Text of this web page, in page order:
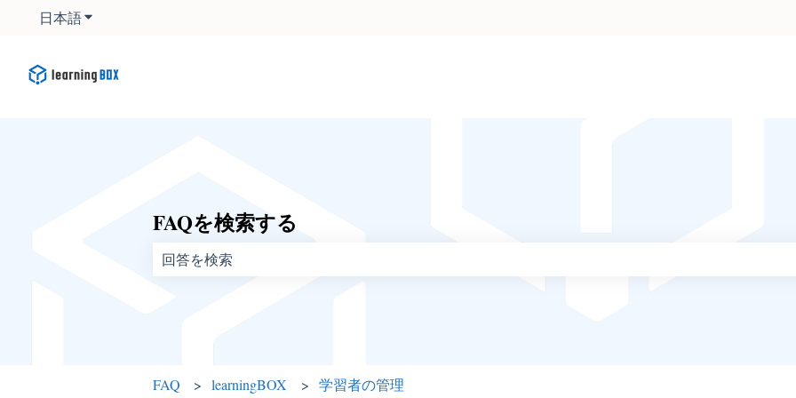
日本語翻訳のサブメニューを表示
FAQを検索する
検索フィールドが空なので、候補はありません。
FAQ learningBOX 学習者の管理